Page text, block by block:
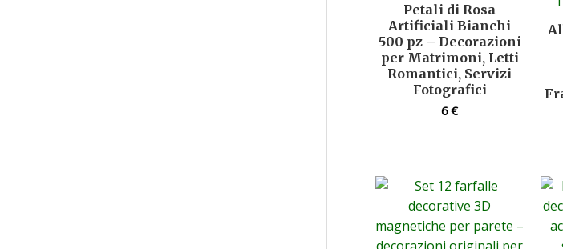
Petali di Rosa
Artificiali Bianchi
500 pz – Decorazioni
per Matrimoni, Letti
Romantici, Servizi
Fotografici
6€